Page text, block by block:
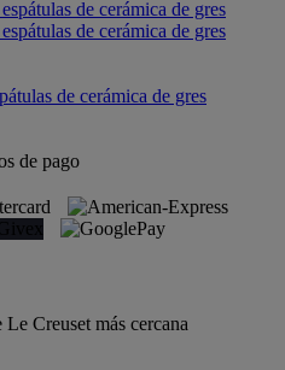
de cerámica de gres
de pago
Creuset más cercana